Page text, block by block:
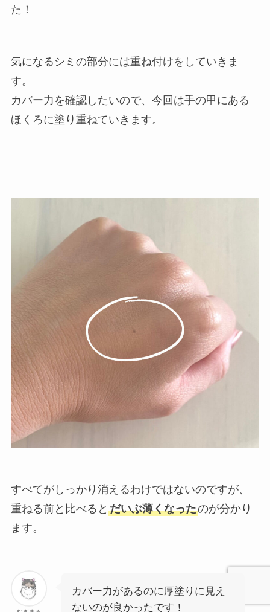
た！
気になるシミの部分には重ね付けをしていきま
す。
カバー力を確認したいので、今回は手の甲にある
ほくろに塗り重ねていきます。
すべてがしっかり消えるわけではないのですが、
重ねる前と比べると だいぶ薄くなったのが分かり
ます。
カバー力があるのに厚塗りに見え
ないのが良かったです！